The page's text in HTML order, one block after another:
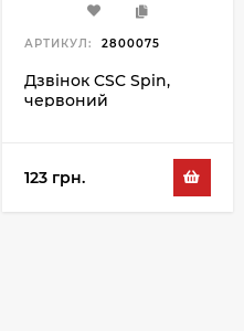
АРТИКУЛ: 2800075
Дзвінок CSC Spin,
червоний
123 грн.